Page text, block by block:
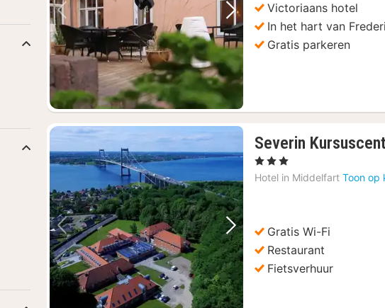
Vorige foto Volgende foto
Victoriaans hotel
In het hart van
Gratis parkeren
Vorige foto Volgende foto
Severin
, 3 Sterren
Hotel in Middelfart Toon op
Gratis Wi-Fi
Restaurant
Fietsverhuur